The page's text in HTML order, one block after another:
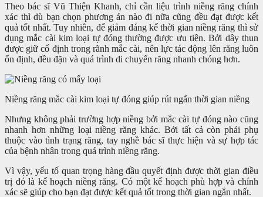
Theo bác sĩ Vũ Thiện Khanh, chỉ cần liệu trình niềng răng chính
xác thì dù bạn chọn phương án nào đi nữa cũng đều đạt được kết
quả tốt nhất. Tuy nhiên, để giảm đáng kể thời gian niềng răng thì sử
dụng mắc cài kim loại tự đóng thường được ưu tiên. Bởi dây thun
được giữ cố định trong rãnh mắc cài, nên lực tác động lên răng luôn
ổn định, đều đặn và quá trình di chuyển răng nhanh chóng hơn.
Niềng răng mắc cài kim loại tự đóng giúp rút ngắn thời gian niềng
Nhưng không phải trường hợp niềng bởi mắc cài tự đóng nào cũng
nhanh hơn những loại niềng răng khác. Bởi tất cả còn phải phụ
thuộc vào tình trạng răng, tay nghề bác sĩ thực hiện và sự hợp tác
của bệnh nhân trong quá trình niềng răng.
Vì vậy, yếu tố quan trọng hàng đầu quyết định được thời gian điều
trị đó là kế hoạch niềng răng. Có một kế hoạch phù hợp và chính
xác sẽ giúp cho bạn đạt được kết quả tốt trong thời gian ngắn nhất.